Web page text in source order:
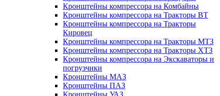
Кронштейны компрессора на Комбайны
Кронштейны компрессора на Тракторы ВТ
Кронштейны компрессора на Тракторы
Кировец
Кронштейны компрессора на Тракторы МТЗ
Кронштейны компрессора на Тракторы ХТЗ
Кронштейны компрессора на Экскаваторы и
погрузчики
Кронштейны МАЗ
Кронштейны ПАЗ
Кронштейны УАЗ